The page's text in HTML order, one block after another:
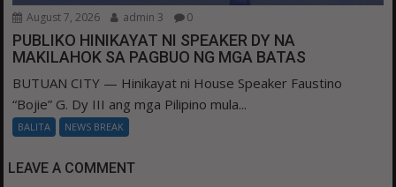
August 7, 2026 admin 3 0
PUBLIKO HINIKAYAT NI SPEAKER DY NA
MAKILAHOK SA PAGBUO NG MGA BATAS
BUTUAN CITY — Hinikayat ni House Speaker Faustino
“Bojie” G. Dy III ang mga Pilipino mula...
BALITA NEWS BREAK
LEAVE A COMMENT